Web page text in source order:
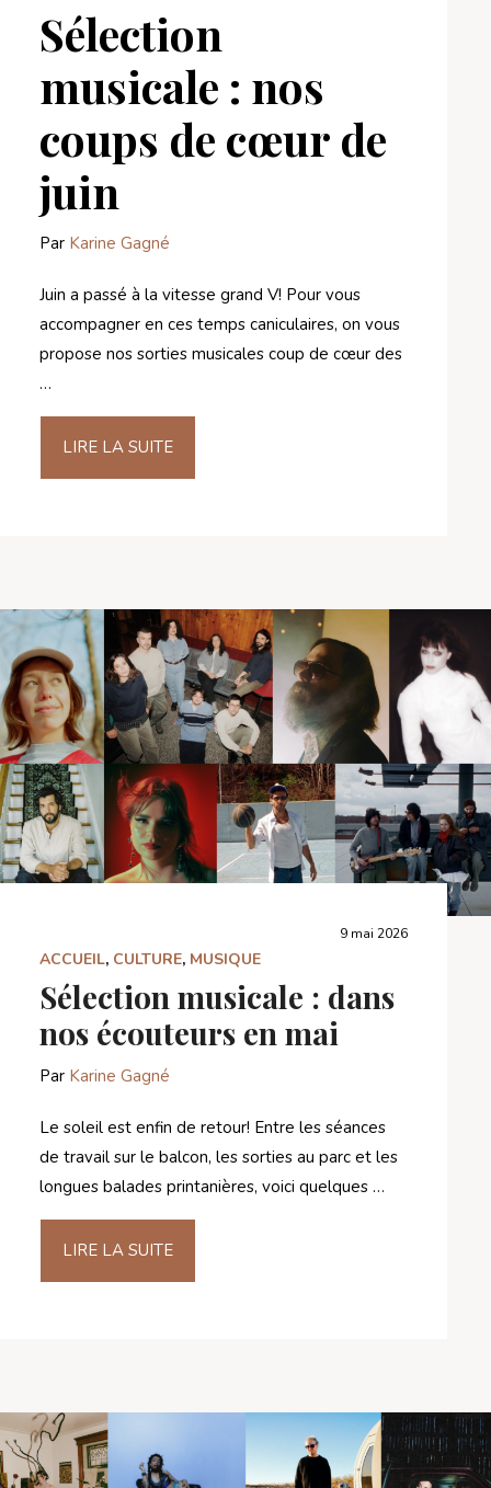
Sélection
musicale : nos
coups de cœur de
juin
Par Karine Gagné
Juin a passé à la vitesse grand V! Pour vous
accompagner en ces temps caniculaires, on vous
propose nos sorties musicales coup de cœur des
…
LIRE LA SUITE
9 mai 2026
ACCUEIL, CULTURE, MUSIQUE
Sélection musicale : dans
nos écouteurs en mai
Par Karine Gagné
Le soleil est enfin de retour! Entre les séances
de travail sur le balcon, les sorties au parc et les
longues balades printanières, voici quelques …
LIRE LA SUITE